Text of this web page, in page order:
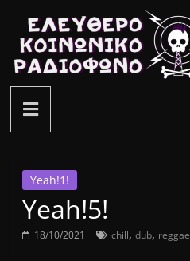
περιεχόμενο
ελεύθερο
κοινωνικό
ραδιόφωνο
1431AM
Yeah!1!
Yeah!5!
18/10/2021 chill,dub, reggae